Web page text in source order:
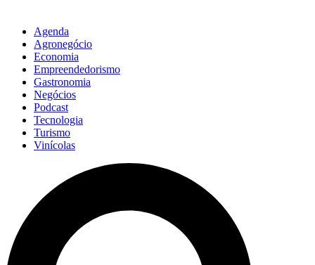
Agenda
Agronegócio
Economia
Empreendedorismo
Gastronomia
Negócios
Podcast
Tecnologia
Turismo
Vinícolas